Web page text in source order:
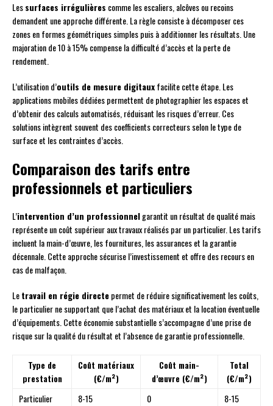
Lessurfaces irrégulières comme les escaliers, alcôves ou recoins
demandent une approche différente. La règle consiste à décomposer ces
zones en formes géométriques simples puis à additionner les résultats. Une
majoration de 10 à 15% compense la difficulté d’accès et la perte de
rendement.
L’utilisation d’outils de mesure digitauxfacilite cette étape. Les
applications mobiles dédiées permettent de photographier les espaces et
d’obtenir des calculs automatisés, réduisant les risques d’erreur. Ces
solutions intègrent souvent des coefficients correcteurs selon le type de
surface et les contraintes d’accès.
Comparaison des tarifs entre
professionnels et particuliers
L’intervention d’un professionnelgarantit un résultat de qualité mais
représente un coût supérieur aux travaux réalisés par un particulier. Les tarifs
incluent la main-d’œuvre, les fournitures, les assurances et la garantie
décennale. Cette approche sécurise l’investissement et offre des recours en
cas de malfaçon.
Letravail en régie directepermet de réduire significativement les coûts,
le particulier ne supportant que l’achat des matériaux et la location éventuelle
d’équipements. Cette économie substantielle s’accompagne d’une prise de
risque sur la qualité du résultat et l’absence de garantie professionnelle.
Type de
prestation
Coût matériaux
(€/m²)
Coût main-
d’œuvre (€/m²)
Total
(€/m²)
Particulier
8-15 0 8-15